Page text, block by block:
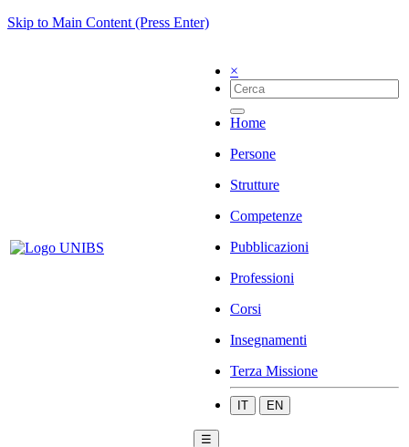
Skip to Main Content (Press Enter)
×
Home
Persone
Strutture
Competenze
Pubblicazioni
Professioni
Corsi
Insegnamenti
Terza Missione
IT EN
☰